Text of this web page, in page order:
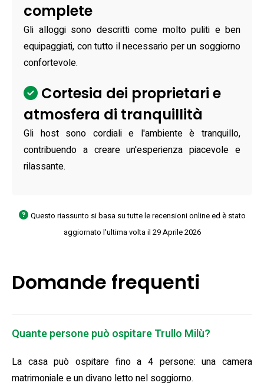
complete
Gli alloggi sono descritti come molto puliti e ben
equipaggiati, con tutto il necessario per un soggiorno
confortevole.
Cortesia dei proprietari e
atmosfera di tranquillità
Gli host sono cordiali e l'ambiente è tranquillo,
contribuendo a creare un'esperienza piacevole e
rilassante.
Questo riassunto si basa su tutte le recensioni online ed è stato
aggiornato l'ultima volta il 29 Aprile 2026
Domande frequenti
Quante persone può ospitare Trullo Milù?
La casa può ospitare fino a 4 persone: una camera
matrimoniale e un divano letto nel soggiorno.